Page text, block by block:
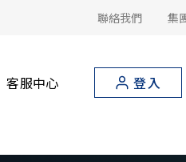
聯絡我們 集
客服中心 登入